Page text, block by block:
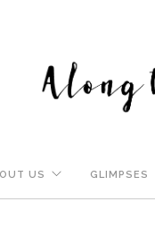
US GLIMPSES